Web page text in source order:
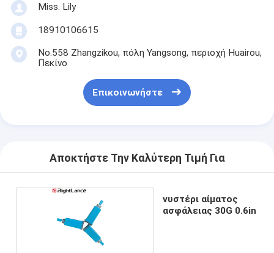
Miss. Lily
18910106615
No.558 Zhangzikou, πόλη Yangsong, περιοχή Huairou,
Πεκίνο
Επικοινωνήστε
Αποκτήστε Την Καλύτερη Τιμή Για
νυστέρι αίματος
ασφάλειας 30G 0.6in